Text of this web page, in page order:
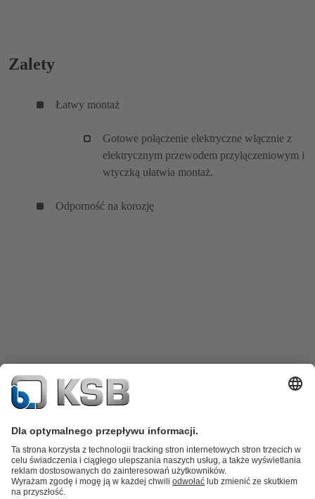
Zalety
Łatwy montaż
Gotowe połączenie elektryczne włącznie z
elektrycznym przewodem przyłączeniowym i
wtyczką ułatwia montaż.
Odporność na korozję